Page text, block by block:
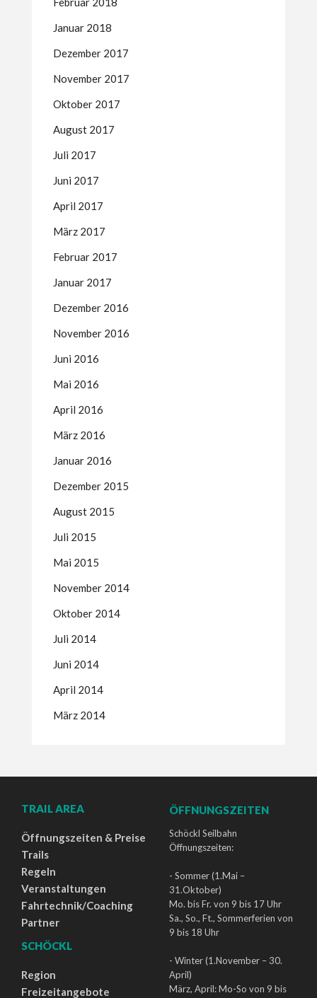
Januar 2018
Dezember 2017
November 2017
Oktober 2017
August 2017
Juli 2017
Juni 2017
April 2017
März 2017
Februar 2017
Januar 2017
Dezember 2016
November 2016
Juni 2016
Mai 2016
April 2016
März 2016
Januar 2016
Dezember 2015
August 2015
Juli 2015
Mai 2015
November 2014
Oktober 2014
Juli 2014
Juni 2014
April 2014
März 2014
TRAIL AREA
Öffnungszeiten & Preise
Trails
Regeln
Veranstaltungen
Fahrtechnik/Coaching
Partner
SCHÖCKL
Region
Freizeitangebote
ÖFFNUNGSZEITEN
Schöckl Seilbahn
Öffnungszeiten:
- Sommer (1.Mai –
31.Oktober)
Mo. bis Fr. von 9 bis 17 Uhr
Sa., So., Ft., Sommerferien von
9 bis 18 Uhr
- Winter (1.November – 30.
April)
März, April: Mo-So von 9 bis